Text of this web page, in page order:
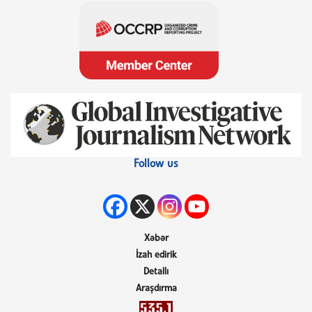
Follow us
Xəbər
İzah edirik
Detallı
Araşdırma